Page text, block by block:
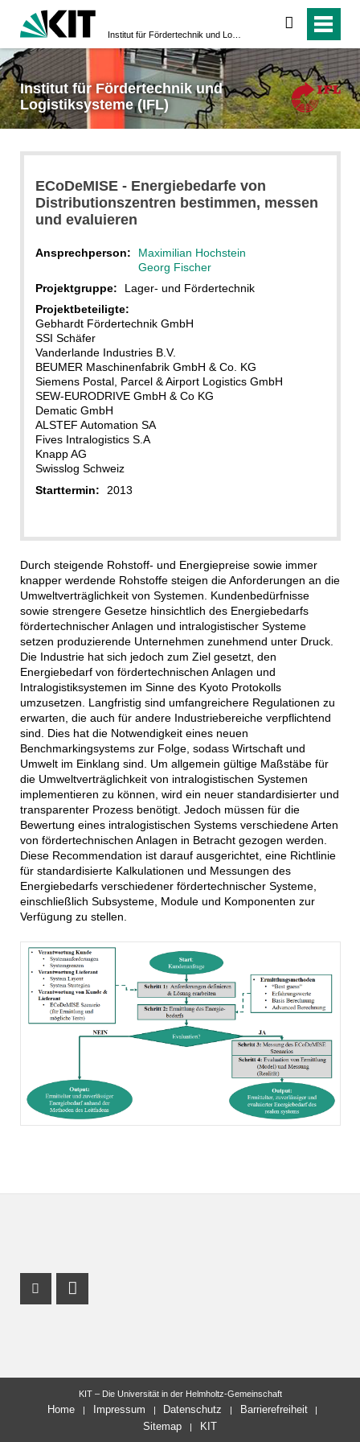
suchen
Institut für Fördertechnik und
Logistiksysteme (IFL)
ECoDeMISE - Energiebedarfe von
Distributionszentren bestimmen, messen
und evaluieren
Ansprechperson:
Maximilian Hochstein
Georg Fischer
Projektgruppe:
Lager- und Fördertechnik
Projektbeteiligte:
Gebhardt Fördertechnik GmbH
SSI Schäfer
Vanderlande Industries B.V.
BEUMER Maschinenfabrik GmbH & Co. KG
Siemens Postal, Parcel & Airport Logistics GmbH
SEW-EURODRIVE GmbH & Co KG
Dematic GmbH
ALSTEF Automation SA
Fives Intralogistics S.A
Knapp AG
Swisslog Schweiz
Starttermin:
2013
Durch steigende Rohstoff- und Energiepreise sowie immer
knapper werdende Rohstoffe steigen die Anforderungen an die
Umweltverträglichkeit von Systemen. Kundenbedürfnisse
sowie strengere Gesetze hinsichtlich des Energiebedarfs
fördertechnischer Anlagen und intralogistischer Systeme
setzen produzierende Unternehmen zunehmend unter Druck.
Die Industrie hat sich jedoch zum Ziel gesetzt, den
Energiebedarf von fördertechnischen Anlagen und
Intralogistiksystemen im Sinne des Kyoto Protokolls
umzusetzen. Langfristig sind umfangreichere Regulationen zu
erwarten, die auch für andere Industriebereiche verpflichtend
sind. Dies hat die Notwendigkeit eines neuen
Benchmarkingsystems zur Folge, sodass Wirtschaft und
Umwelt im Einklang sind. Um allgemein gültige Maßstäbe für
die Umweltverträglichkeit von intralogistischen Systemen
implementieren zu können, wird ein neuer standardisierter und
transparenter Prozess benötigt. Jedoch müssen für die
Bewertung eines intralogistischen Systems verschiedene Arten
von fördertechnischen Anlagen in Betracht gezogen werden.
Diese Recommendation ist darauf ausgerichtet, eine Richtlinie
für standardisierte Kalkulationen und Messungen des
Energiebedarfs verschiedener fördertechnischer Systeme,
einschließlich Subsysteme, Module und Komponenten zur
Verfügung zu stellen.
Youtube Profil
LinkedIn Profil
KIT – Die Universität in der Helmholtz-Gemeinschaft
Home Impressum Datenschutz
Barrierefreiheit
Sitemap
KIT